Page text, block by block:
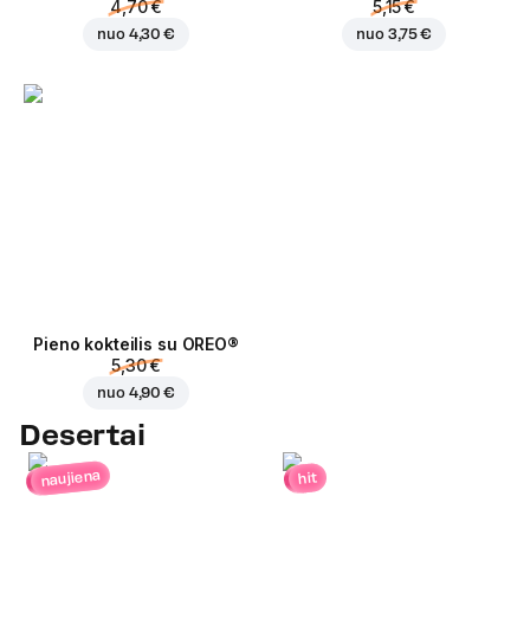
4,70 €
nuo 4,30 €
5,15 €
nuo 3,75 €
Pieno kokteilis su OREO®
5,30 €
nuo 4,90 €
Desertai
naujiena hit